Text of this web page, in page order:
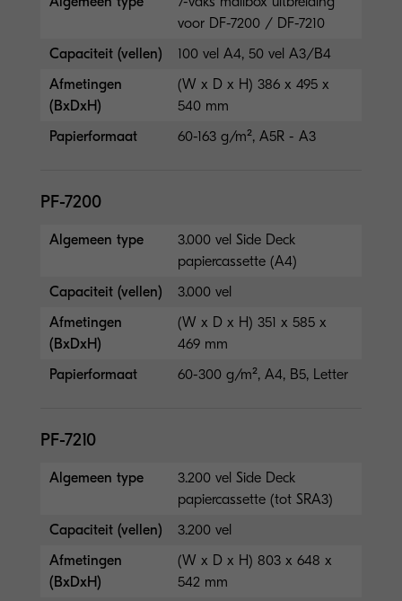
voor DF-7200 / DF-7210
Capaciteit (vellen)
100 vel A4, 50 vel A3/B4
Afmetingen
(BxDxH)
(W x D x H) 386 x 495 x
540 mm
Papierformaat
60-163 g/m², A5R - A3
PF-7200
Algemeen type
3.000 vel Side Deck
papiercassette (A4)
Capaciteit (vellen)
3.000 vel
Afmetingen
(BxDxH)
(W x D x H) 351 x 585 x
469 mm
Papierformaat
60-300 g/m², A4, B5, Letter
PF-7210
Algemeen type
3.200 vel Side Deck
papiercassette (tot SRA3)
Capaciteit (vellen)
3.200 vel
Afmetingen
(BxDxH)
(W x D x H) 803 x 648 x
542 mm